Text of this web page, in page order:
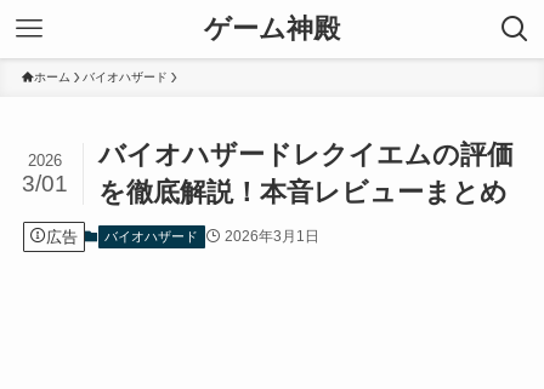
ゲーム神殿
ホーム バイオハザード
バイオハザードレクイエムの評価
を徹底解説！本音レビューまとめ
2026
3/01
広告 バイオハザード 2026年3月1日